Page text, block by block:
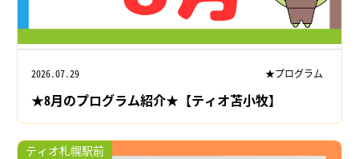
2026.07.29 ★プログラム
★8月のプログラム紹介★【ティオ苫小牧】
ティオ札幌駅前